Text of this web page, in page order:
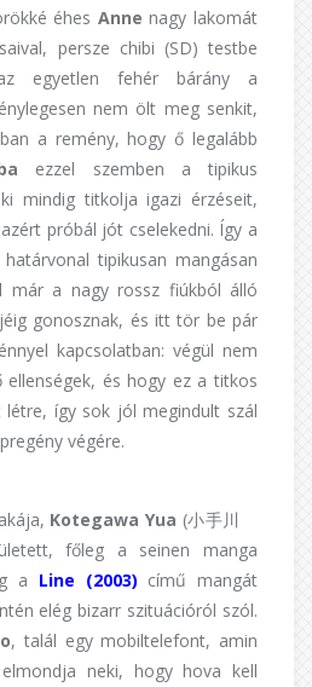
éhes Anne nagy lakomát
persze chibi (SD) testbe
egyetlen fehér bárány a
nem ölt meg senkit,
a remény, hogy ő legalább
ezzel szemben a tipikus
mindig titkolja igazi érzéseit,
próbál jót cselekedni. Így a
tipikusan mangásan
már a nagy rossz fiúkból álló
gonosznak, és itt tör be pár
kapcsolatban: végül nem
és hogy ez a titkos
így sok jól megindult szál
végére.
Kotegawa Yua (小手川
főleg a seinen manga
a Line (2003) című mangát
elég bizarr szituációról szól.
, talál egy mobiltelefont, amin
neki, hogy hova kell